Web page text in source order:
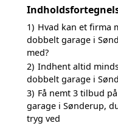
1) Hvad kan et firma
dobbelt garage i
med?
2) Indhent altid
dobbelt garage i
3) Få nemt 3 tilbud
garage i Sønderup,
tryg ved